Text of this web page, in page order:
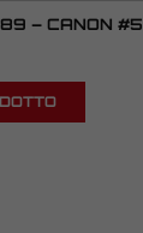
– CANON #5